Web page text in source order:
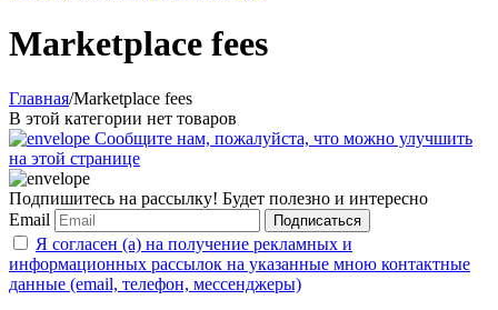
Marketplace fees
Главная/Marketplace fees
В этой категории нет товаров
Сообщите нам, пожалуйста, что можно улучшить
на этой странице
Подпишитесь на рассылку! Будет полезно и интересно
Email
Подписаться
Я согласен (а) на получение рекламных и
информационных рассылок на указанные мною контактные
данные (email, телефон, мессенджеры)